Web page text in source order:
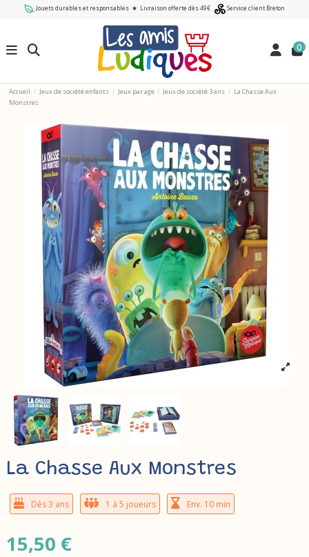
Jouets durables et responsables ★ Livraison offerte dès 49€ Service client Breton
0
Accueil Jeux de société enfants Jeux par age Jeux de société 3 ans
La Chasse Aux
Monstres
La Chasse Aux Monstres
Dès 3 ans 1 à 5 joueurs Env. 10 min
15,50 €